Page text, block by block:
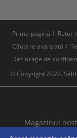
© Copyright 2022.
Prima pagină Retur
Căutare avansată
Declaraţie de
Magazinul